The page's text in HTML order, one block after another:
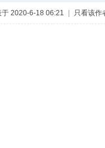
于 2020-6-18 06:21 只看该作